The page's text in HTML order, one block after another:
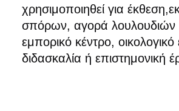
χρησιμοποιηθεί για
σπόρων, αγορά λουλουδιών
εμπορικό κέντρο, οικολογικό
διδασκαλία ή επιστημονική